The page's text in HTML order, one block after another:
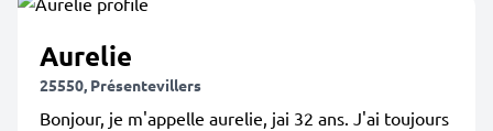
Aurelie
25550, Présentevillers
Bonjour, je m'appelle aurelie, jai 32 ans. J'ai toujours